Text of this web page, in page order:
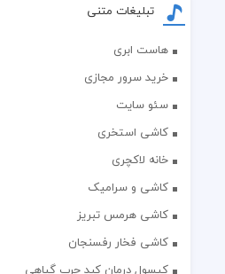
تبلیغات متنی
هاست ابری
خرید سرور مجازی
سئو سایت
کاشی استخری
خانه لاکچری
کاشی و سرامیک
کاشی هرمس تبریز
کاشی فخار رفسنجان
کپسول درمان کبد چرب گیاهی